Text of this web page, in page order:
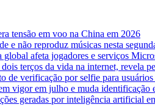
tensão em voo na China em 2026
e não reproduz músicas nesta
afeta jogadores e serviços
terços da vida na internet, revela
de verificação por selfie para usuários
vigor em julho e muda identificação
geradas por inteligência artificial